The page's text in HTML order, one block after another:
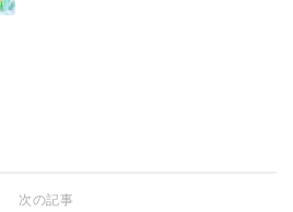
次の記事